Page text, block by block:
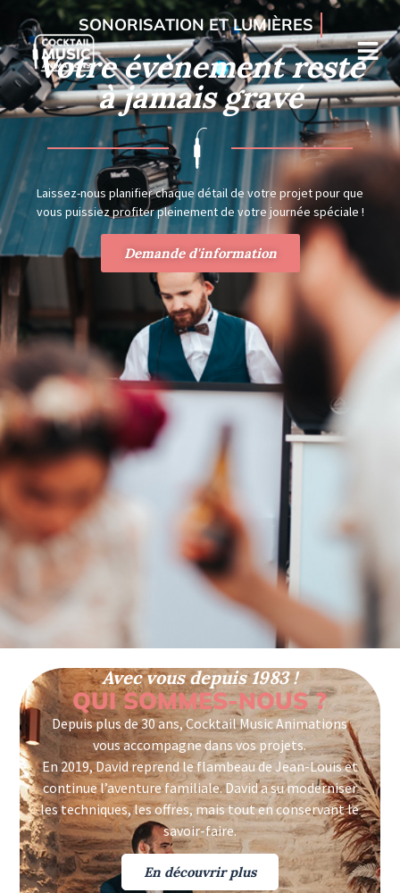
DJ ANIMATEUR
Votre évènement reste
à jamais gravé
Laissez-nous planifier chaque détail de votre projet pour que
vous puissiez profiter pleinement de votre journée spéciale !
Demande d'information
Avec vous depuis 1983 !
QUI SOMMES-NOUS ?
Depuis plus de 30 ans, Cocktail Music Animations
vous accompagne dans vos projets.
En 2019, David reprend le flambeau de Jean-Louis et
continue l’aventure familiale. David a su moderniser
les techniques, les offres, mais tout en conservant le
savoir-faire.
En découvrir plus